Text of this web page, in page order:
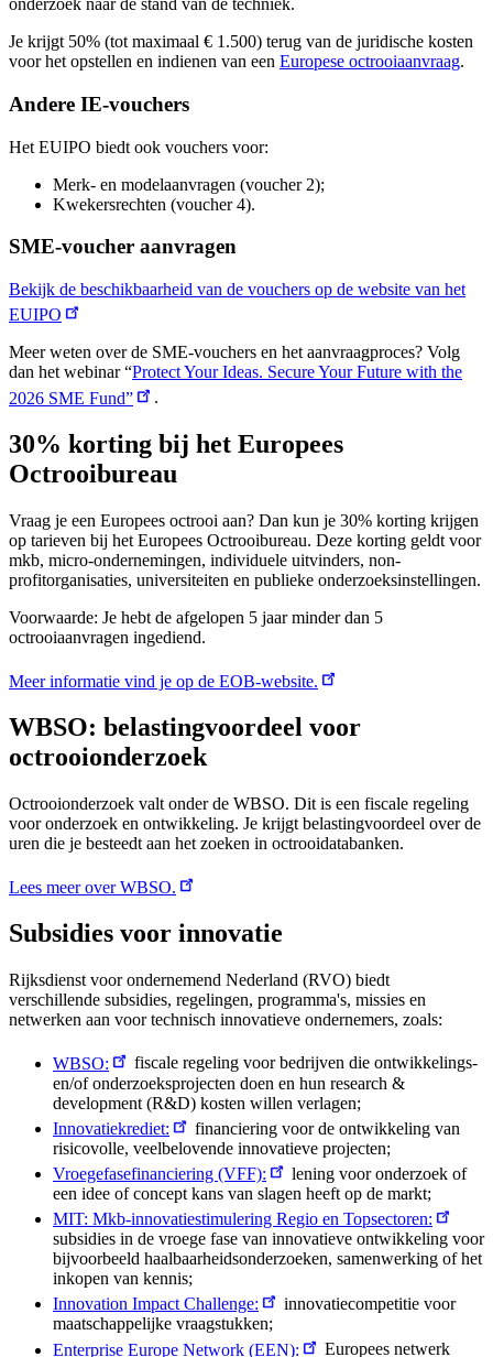
onderzoek naar de stand van de techniek.
Je krijgt 50% (tot maximaal € 1.500) terug van de juridische kosten
voor het opstellen en indienen van een Europese octrooiaanvraag.
Andere IE-vouchers
Het EUIPO biedt ook vouchers voor:
Merk- en modelaanvragen (voucher 2);
Kwekersrechten (voucher 4).
SME-voucher aanvragen
Bekijk de beschikbaarheid van de vouchers op de website van het
EUIPO
Meer weten over de SME-vouchers en het aanvraagproces? Volg
dan het webinar “Protect Your Ideas. Secure Your Future with the
2026 SME Fund”
.
30% korting bij het Europees
Octrooibureau
Vraag je een Europees octrooi aan? Dan kun je 30% korting krijgen
op tarieven bij het Europees Octrooibureau. Deze korting geldt voor
mkb, micro-ondernemingen, individuele uitvinders, non-
profitorganisaties, universiteiten en publieke onderzoeksinstellingen.
Voorwaarde: Je hebt de afgelopen 5 jaar minder dan 5
octrooiaanvragen ingediend.
Meer informatie vind je op de EOB-website.
WBSO: belastingvoordeel voor
octrooionderzoek
Octrooionderzoek valt onder de WBSO. Dit is een fiscale regeling
voor onderzoek en ontwikkeling. Je krijgt belastingvoordeel over de
uren die je besteedt aan het zoeken in octrooidatabanken.
Lees meer over WBSO.
Subsidies voor innovatie
Rijksdienst voor ondernemend Nederland (RVO) biedt
verschillende subsidies, regelingen, programma's, missies en
netwerken aan voor technisch innovatieve ondernemers, zoals:
WBSO:
fiscale regeling voor bedrijven die ontwikkelings-
en/of onderzoeksprojecten doen en hun research &
development (R&D) kosten willen verlagen;
Innovatiekrediet:
financiering voor de ontwikkeling van
risicovolle, veelbelovende innovatieve projecten;
Vroegefasefinanciering (VFF):
lening voor onderzoek of
een idee of concept kans van slagen heeft op de markt;
MIT: Mkb-innovatiestimulering Regio en Topsectoren:
subsidies in de vroege fase van innovatieve ontwikkeling voor
bijvoorbeeld haalbaarheidsonderzoeken, samenwerking of het
inkopen van kennis;
Innovation Impact Challenge:
innovatiecompetitie voor
maatschappelijke vraagstukken;
Enterprise Europe Network (EEN):
Europees netwerk